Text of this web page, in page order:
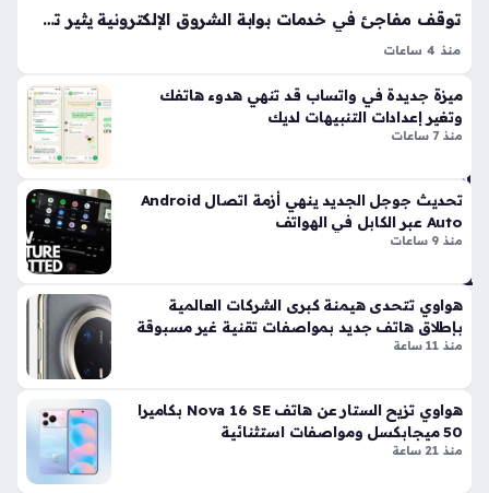
ي
عبر
تط
ق
M
N
TR
A
ست
خد
مي
ن
28
دقي
توقف مفاجئ في خدمات بوابة الشروق الإلكترونية يثير تساؤلات واسعة لدى المتابعين
منذ 4 ساعات
الوصول إلى محتوى معين عبر منصات الأخبار الرقمية، وتعد ظاهرة
الصفحة غير متاحة إحدى التحديات التقنية التي تؤثر على…
ميزة جديدة في واتساب قد تنهي هدوء هاتفك
وتغير إعدادات التنبيهات لديك
منذ 7 ساعات
تحديث جوجل الجديد ينهي أزمة اتصال Android
Auto عبر الكابل في الهواتف
منذ 9 ساعات
هواوي تتحدى هيمنة كبرى الشركات العالمية
بإطلاق هاتف جديد بمواصفات تقنية غير مسبوقة
منذ 11 ساعة
هواوي تزيح الستار عن هاتف Nova 16 SE بكاميرا
50 ميجابكسل ومواصفات استثنائية
منذ 21 ساعة